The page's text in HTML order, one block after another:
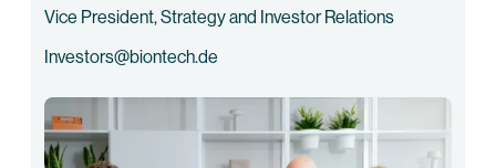
Vice President, Strategy and Investor Relations
Investors@biontech.de